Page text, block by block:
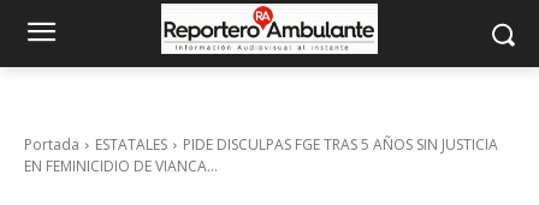
Portada ESTATALES
PIDE DISCULPAS FGE TRAS 5 AÑOS SIN JUSTICIA
EN FEMINICIDIO DE VIANCA...